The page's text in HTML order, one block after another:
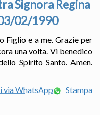
Signora Regina
02/1990
Figlio e a me. Grazie per
una volta. Vi benedico
Spirito Santo. Amen.
via WhatsApp
Stampa